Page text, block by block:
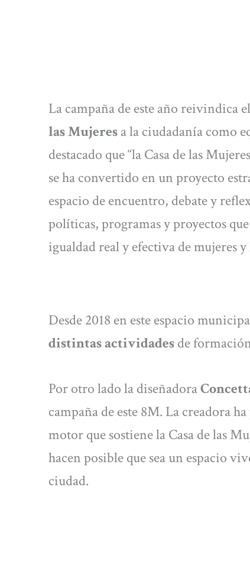
La campaña de este año reivindica
las Mujeresa la ciudadanía como
destacado que “la Casa de las
se ha convertido en un proyecto
espacio de encuentro, debate y
políticas, programas y proyectos
igualdad real y efectiva de mujeres
Desde 2018 en este espacio
distintas actividadesde
Por otro lado la diseñadora
campaña de este 8M. La creadora
motor que sostiene la Casa de las
hacen posible que sea un espacio
ciudad.